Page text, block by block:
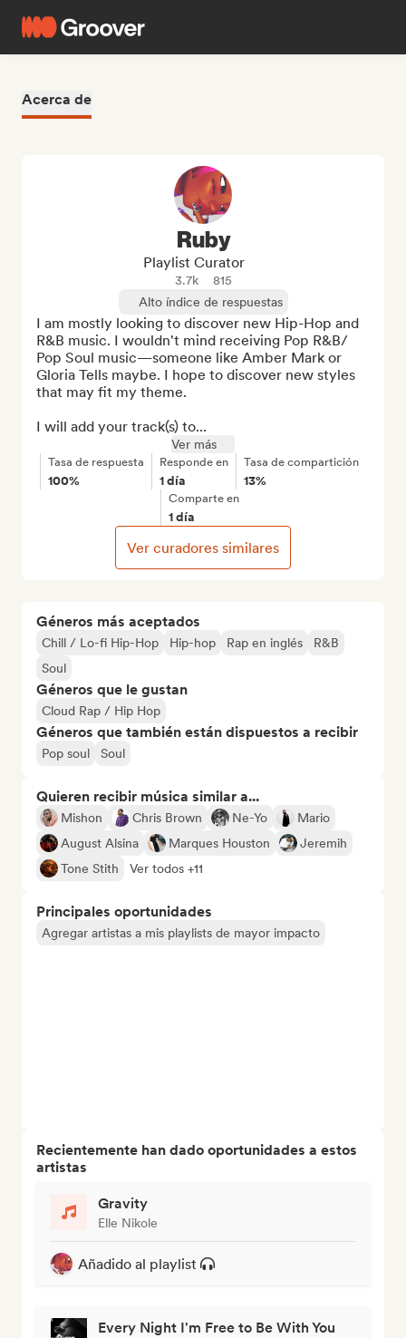
Acerca de
Géneros más aceptados
Chill / Lo-fi Hip-Hop Hip-hop Rap en inglés
R&B
Soul
Géneros que le gustan
Cloud Rap / Hip Hop
Géneros que también están dispuestos a recibir
Pop soul Soul
Quieren recibir música similar a...
Mishon Chris Brown Ne-Yo
Mario
August Alsina
Marques Houston
Jeremih
Tone Stith
Ver todos +11
Principales oportunidades
Agregar artistas a mis playlists de mayor impacto
Recientemente han dado oportunidades a estos
artistas
Gravity
Elle Nikole
Añadido al playlist
Every Night I'm Free to Be With You
Ruby
Playlist Curator
3.7k
815
Alto índice de respuestas
I am mostly looking to discover new Hip-Hop and
R&B music. I wouldn't mind receiving Pop R&B/
Pop Soul music—someone like Amber Mark or
Gloria Tells maybe. I hope to discover new styles
that may fit my theme.
I will add your track(s) to...
Ver más
Tasa de respuesta
100%
Responde en
1 día
Tasa de compartición
13%
Comparte en
1 día
Ver curadores similares